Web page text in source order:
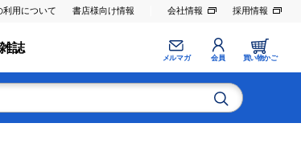
利用について 書店様向け情報 会社情報 採用情報
誌
メルマガ 会員 買い物かご